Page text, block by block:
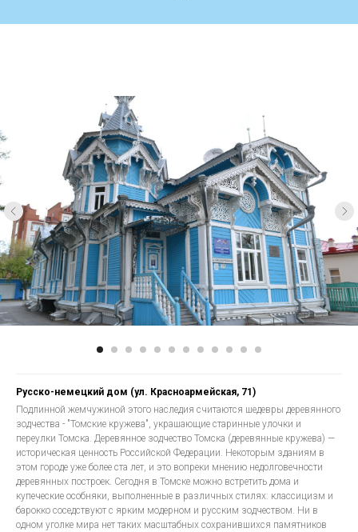
Русско-немецкий дом (ул. Красноармейская, 71)
Подлинной жемчужиной этого наследия считаются шедевры деревянного
зодчества - "Томские кружева", украшающие старинные улочки и
переулки Томска. Деревянное зодчество Томска (деревянные кружева) —
историческая ценность Российской Федерации. Некоторым зданиям в
этом городе уже более ста лет, и это вопреки мнению недолговечности
деревянных построек. Сегодня в Томске можно встретить дома и
купеческие особняки, выполненные в различных стилях: классицизм и
барокко соседствуют с ярким модерном и русским зодчеством. Ни в
одном уголке мира нет таких масштабных сохранившихся памятников